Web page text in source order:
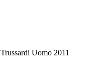
Trussardi Uomo 2011